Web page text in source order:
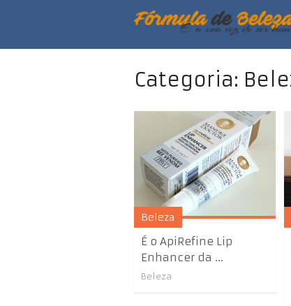
Categoria:
Beleza
É o ApiRefine Lip
Enhancer da ...
Beleza